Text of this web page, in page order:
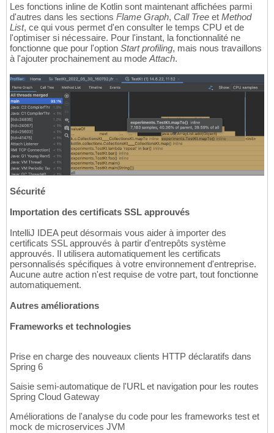
Les fonctions inline de Kotlin sont maintenant affichées parmi
d'autres dans les sections Flame Graph, Call Tree et Method
List, ce qui vous permet d'en consulter le temps CPU et de
l'optimiser si nécessaire. Pour l'instant, la fonctionnalité ne
fonctionne que pour l'option Start profiling, mais nous travaillons
à l'ajouter prochainement au mode Attach.
Sécurité
Importation des certificats SSL approuvés
IntelliJ IDEA peut désormais vous aider à importer des
certificats SSL approuvés à partir d'entrepôts système
approuvés. Il utilisera automatiquement les certificats
personnalisés spécifiques à votre environnement d'entreprise.
Aucune autre action n'est requise de votre part, tout fonctionne
automatiquement.
Autres améliorations
Frameworks et technologies
Prise en charge des nouveaux clients HTTP déclaratifs dans
Spring 6
Saisie semi-automatique de l'URL et navigation pour les routes
Spring Cloud Gateway
Améliorations de l'analyse du code pour les frameworks test et
mock de microservices JVM